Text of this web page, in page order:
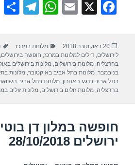
F
e
b
o
X
E
W
s
A
p
T
gr
a
m
פורסם
בתאריך
20 באוקטובר 2018 קטגוריות
מלונות במרכז
לירושלים,דילים למלונות במרכז, חופשה בירושלים,
בהרצליה,מלונות בירושלים,מלונות בירושלים
בנובמבר,מלונות בתל אביב באוקטובר,מלונות
בתל אביב ברגע האחרון,מלונות בתל אביב
בהרצליה,מלונות זולים בירושלים,מלונות זולים
חופשה במלון דן
ירושלים 28/10/2018